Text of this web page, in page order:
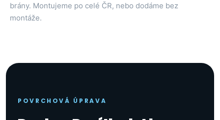
brány. Montujeme po celé ČR, nebo dodáme bez
montáže.
POVRCHOVÁ ÚPRAVA